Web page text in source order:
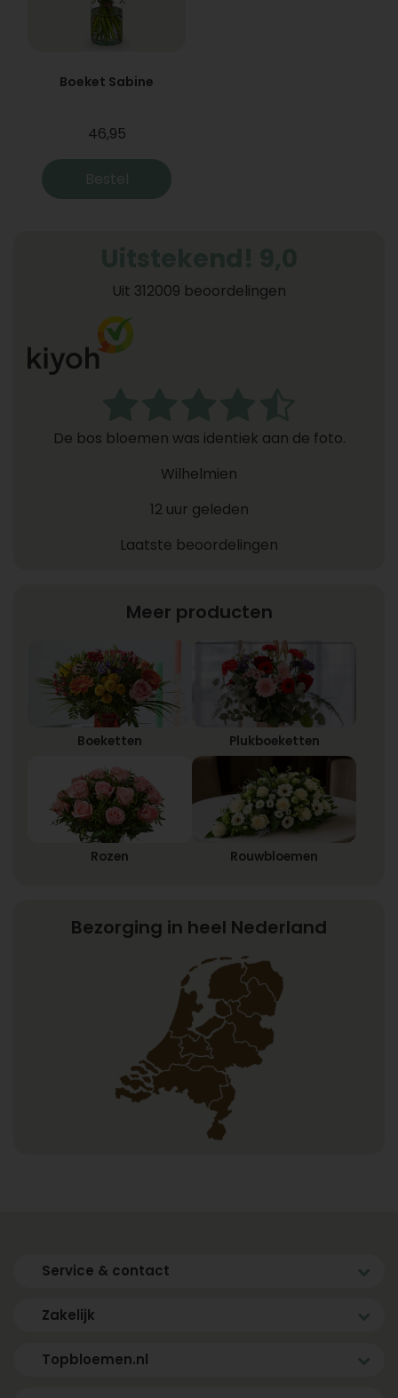
Boeket Sabine
46,95
Bestel
Uit 312009 beoordelingen
De bos bloemen was identiek aan de foto.
Wilhelmien
12 uur geleden
Laatste beoordelingen
Meer producten
Boeketten Plukboeketten
Rozen Rouwbloemen
Bezorging in heel Nederland
Service & contact
Zakelijk
Topbloemen.nl